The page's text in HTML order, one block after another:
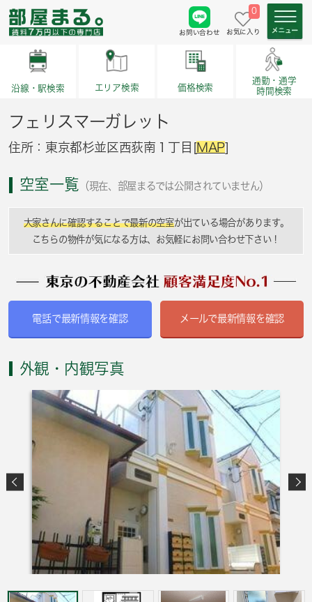
お問い合わせ
0
お気に入り
沿線・駅検索 エリア検索 価格検索
通勤・通学
時間検索
フェリスマーガレット
住所：東京都杉並区西荻南１丁目[MAP]
空室一覧 （現在、部屋まるでは公開されていません）
大家さんに確認することで最新の空室が出ている場合があります。
こちらの物件が気になる方は、お気軽にお問い合わせ下さい！
電話で最新情報を確認 メールで最新情報を確認
外観・内観写真